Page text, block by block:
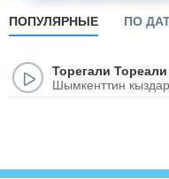
ПОПУЛЯРНЫЕ ПО
Торегали Тореали
Шымкенттин